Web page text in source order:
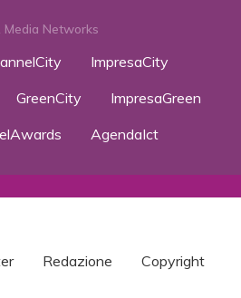
Media Networks
ImpresaCity
GreenCity
ImpresaGreen
AgendaIct
Redazione Copyright